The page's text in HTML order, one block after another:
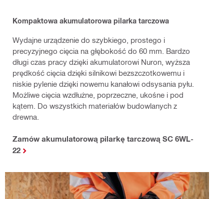
Kompaktowa akumulatorowa pilarka tarczowa
Wydajne urządzenie do szybkiego, prostego i
precyzyjnego cięcia na głębokość do 60 mm. Bardzo
długi czas pracy dzięki akumulatorowi Nuron, wyższa
prędkość cięcia dzięki silnikowi bezszczotkowemu i
niskie pylenie dzięki nowemu kanałowi odsysania pyłu.
Możliwe cięcia wzdłużne, poprzeczne, ukośne i pod
kątem. Do wszystkich materiałów budowlanych z
drewna.
Zamów akumulatorową pilarkę tarczową SC 6WL-
22